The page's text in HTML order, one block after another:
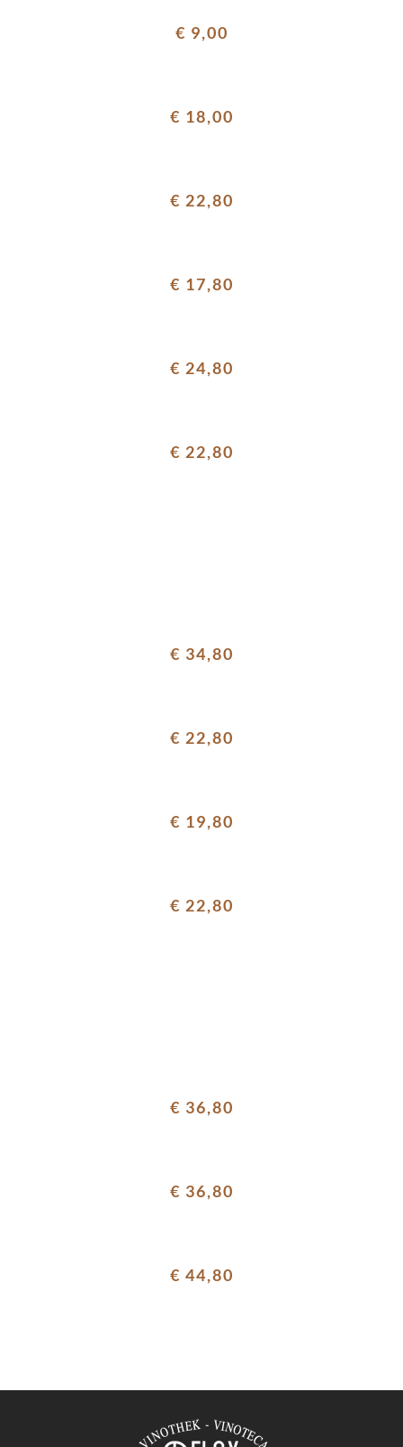
€ 9,00
€ 18,00
€ 22,80
€ 17,80
€ 24,80
€ 22,80
€ 34,80
€ 22,80
€ 19,80
€ 22,80
€ 36,80
€ 36,80
€ 44,80